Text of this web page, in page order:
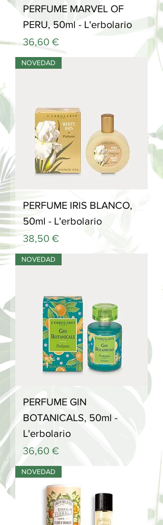
PERFUME MARVEL OF
PERU, 50ml - L'erbolario
Precio
36,60 €
NOVEDAD
PERFUME IRIS BLANCO,
50ml - L'erbolario
Precio
38,50 €
NOVEDAD
PERFUME GIN
BOTANICALS, 50ml -
L'erbolario
Precio
36,60 €
NOVEDAD